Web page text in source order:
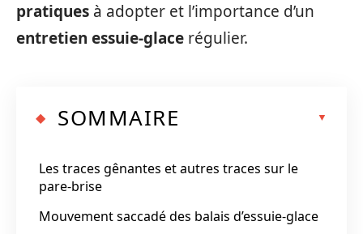
pratiques à adopter et l’importance d’un
entretien essuie-glace régulier.
SOMMAIRE
Les traces gênantes et autres traces sur le
pare-brise
Mouvement saccadé des balais d’essuie-glace